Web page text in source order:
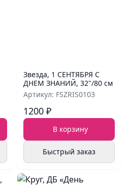
Звезда, 1 СЕНТЯБРЯ С
ДНЕМ ЗНАНИЙ, 32"/80 см
Артикул: FSZRIS0103
1200 ₽
В корзину
Быстрый заказ